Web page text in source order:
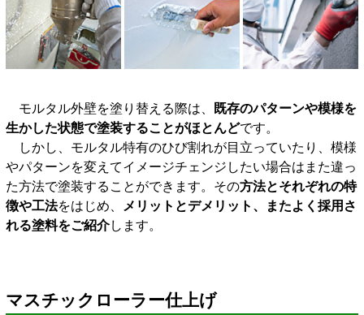
モルタル外壁を塗り替える際は、
既存のパターンや模様を
生かした状態で塗装することがほとんどです。
しかし、モルタル特有のひび割れが目立っていたり、模様
やパターンを変えてイメージチェンジしたい場合はまた違っ
た方法で塗装することができます。その方法とそれぞれの特
徴や工法をはじめ、
メリットとデメリット、またよく採用さ
れる塗料をご紹介します。
マスチックローラー仕上げ